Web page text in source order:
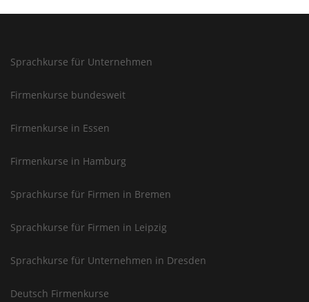
Sprachkurse für Unternehmen
Firmenkurse bundesweit
Firmenkurse in Essen
Firmenkurse in Hamburg
Sprachkurse für Firmen in Bremen
Sprachkurse für Firmen in Leipzig
Sprachkurse für Unternehmen in Dresden
Deutsch Firmenkurse